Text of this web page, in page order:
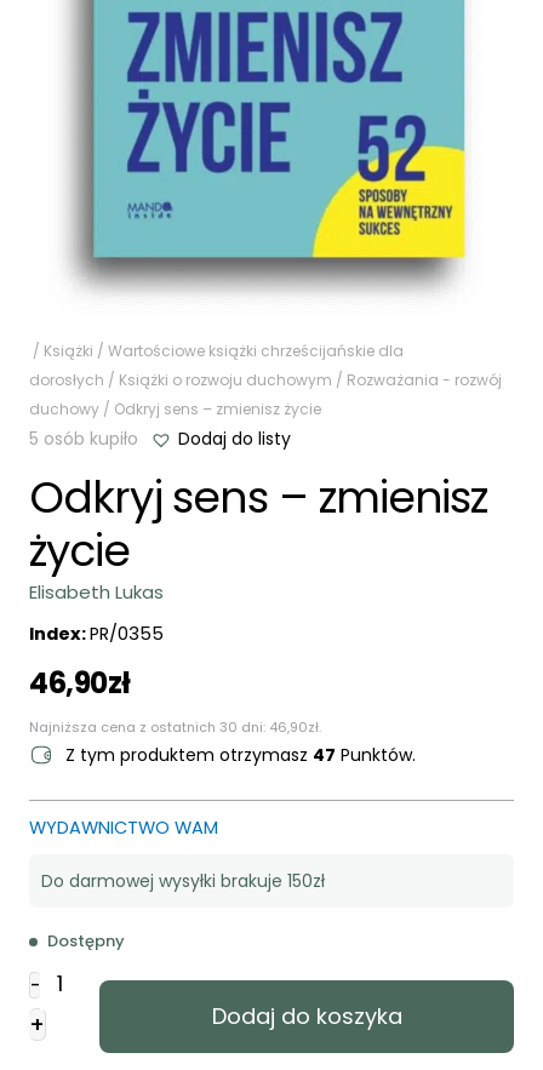
/ Książki / Wartościowe książki chrześcijańskie dla
dorosłych / Książki o rozwoju duchowym / Rozważania - rozwój
duchowy / Odkryj sens – zmienisz życie
5 osób kupiło Dodaj do listy
Odkryj sens – zmienisz
życie
Elisabeth Lukas
Index:PR/0355
46,90zł
Najniższa cena z ostatnich 30 dni: 46,90zł.
Z tym produktem otrzymasz 47 Punktów.
WYDAWNICTWO WAM
Do darmowej wysyłki brakuje 150zł
Dostępny
-
Odkryj
sens
+ Dodaj do koszyka